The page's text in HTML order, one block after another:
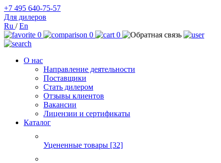
+7 495 640-75-57
Для дилеров
Ru /En
0
0 0
О нас
Направление деятельности
Поставщики
Стать дилером
Отзывы клиентов
Вакансии
Лицензии и сертификаты
Каталог
Уцененные товары [32]